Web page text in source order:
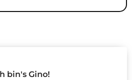
bin's Gino!